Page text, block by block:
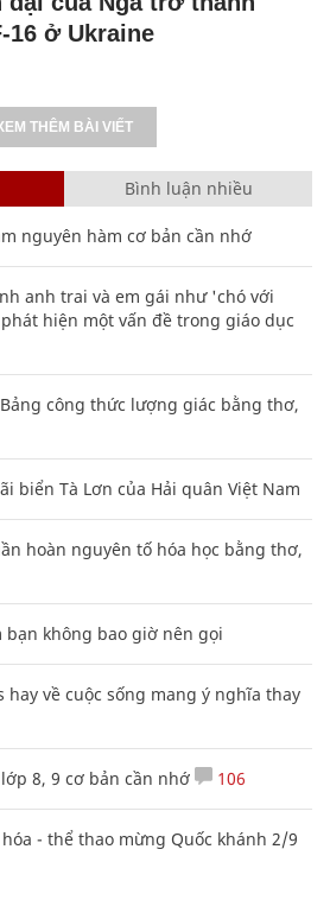
16 ở Ukraine
THÊM BÀI VIẾT
Bình luận nhiều
nguyên hàm cơ bản cần nhớ
anh trai và em gái như 'chó với
hiện một vấn đề trong giáo dục
công thức lượng giác bằng thơ,
biển Tà Lơn của Hải quân Việt Nam
hoàn nguyên tố hóa học bằng thơ,
bạn không bao giờ nên gọi
về cuộc sống mang ý nghĩa thay
8, 9 cơ bản cần nhớ 106
- thể thao mừng Quốc khánh 2/9